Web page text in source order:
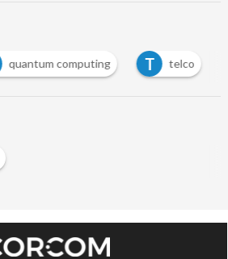
quantum computing T telco